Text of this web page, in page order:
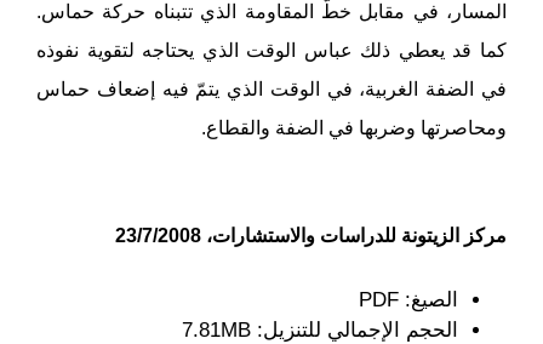
المسار، في مقابل خطّ المقاومة الذي تتبناه حركة حماس.
كما قد يعطي ذلك عباس الوقت الذي يحتاجه لتقوية نفوذه
في الضفة الغربية، في الوقت الذي يتمّ فيه إضعاف حماس
ومحاصرتها وضربها في الضفة والقطاع.
مركز الزيتونة للدراسات والاستشارات، 23/7/2008
الصيغ: PDF
الحجم الإجمالي للتنزيل: 7.81MB